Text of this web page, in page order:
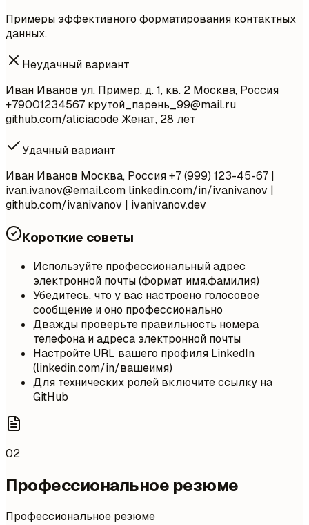
Примеры эффективного форматирования контактных
данных.
Неудачный вариант
Иван Иванов ул. Пример, д. 1, кв. 2 Москва, Россия
+79001234567 крутой_парень_99@mail.ru
github.com/aliciacode Женат, 28 лет
Удачный вариант
Иван Иванов Москва, Россия +7 (999) 123-45-67 |
ivan.ivanov@email.com linkedin.com/in/ivanivanov |
github.com/ivanivanov | ivanivanov.dev
Короткие советы
Используйте профессиональный адрес
электронной почты (формат имя.фамилия)
Убедитесь, что у вас настроено голосовое
сообщение и оно профессионально
Дважды проверьте правильность номера
телефона и адреса электронной почты
Настройте URL вашего профиля LinkedIn
(linkedin.com/in/вашеимя)
Для технических ролей включите ссылку на
GitHub
02
Профессиональное резюме
Профессиональное резюме